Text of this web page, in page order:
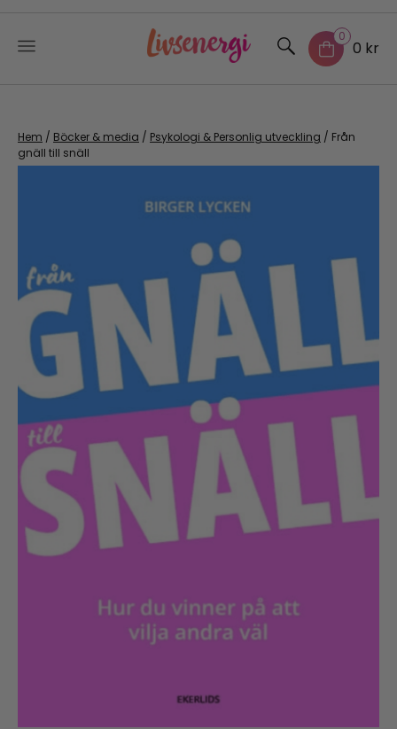
content
0
0 kr
Hem / Böcker & media / Psykologi & Personlig utveckling / Från
gnäll till snäll